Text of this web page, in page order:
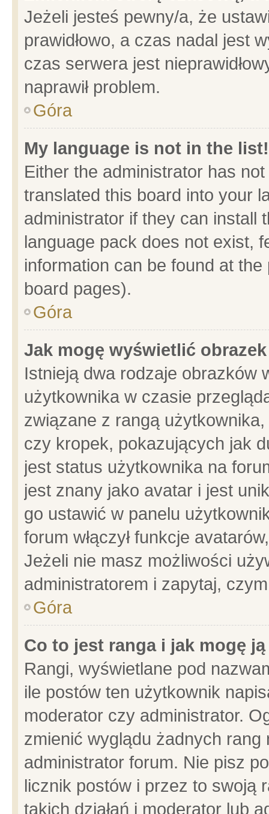
Jeżeli jesteś pewny/a, że
prawidłowo, a czas nadal jest
czas serwera jest
naprawił problem.
Góra
My language is not in the list!
Either the administrator has
translated this board into your
administrator if they can install
language pack does not exist,
information can be found at
board pages).
Góra
Jak mogę wyświetlić
Istnieją dwa rodzaje obrazków
użytkownika w czasie
związane z rangą
czy kropek, pokazujących jak
jest status użytkownika na
jest znany jako avatar i jest
go ustawić w panelu
forum włączył funkcje
Jeżeli nie masz możliwości
administratorem i zapytaj,
Góra
Co to jest ranga i jak mogę
Rangi, wyświetlane pod
ile postów ten użytkownik
moderator czy administrator.
zmienić wyglądu żadnych
administrator forum. Nie pisz
licznik postów i przez to swoją
takich działań i moderator lub